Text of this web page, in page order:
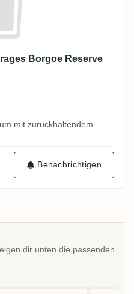
Borgoe Reserve
mit zurückhaltendem
Benachrichtigen
dir unten die passenden